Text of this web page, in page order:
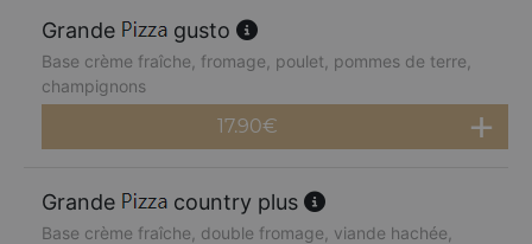
Grande gusto
Base crème fraîche, fromage, poulet, pommes de terre,
champignons
17.90€
Grande country plus
Base crème fraîche, double fromage, viande hachée,